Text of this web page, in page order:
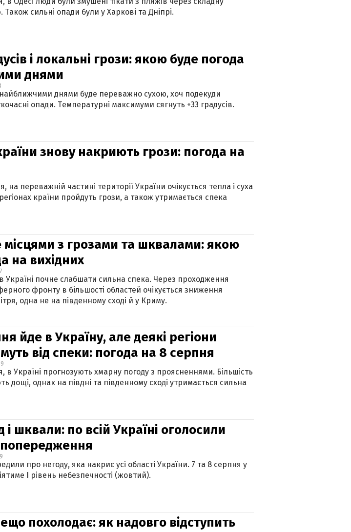
Також сильні опади були у Харкові та Дніпрі.
і локальні грози: якою буде погода
днями
найближчими днями буде переважно сухою, хоч подекуди
опади. Температурні максимуми сягнуть +33 градусів.
знову накриють грози: погода на
на переважній частині території України очікується тепла і суха
країни пройдуть грози, а також утримається спека
місцями з грозами та шквалами: якою
на вихідних
Україні почне слабшати сильна спека. Через проходження
фронту в більшості областей очікується зниження
одна не на південному сході й у Криму.
йде в Україну, але деякі регіони
від спеки: погода на 8 серпня
в Україні прогнозують хмарну погоду з проясненнями. Більшість
дощі, однак на півдні та південному сході утримається сильна
і шквали: по всій Україні оголосили
про негоду, яка накриє усі області України. 7 та 8 серпня у
І рівень небезпечності (жовтий).
похолодає: як надовго відступить